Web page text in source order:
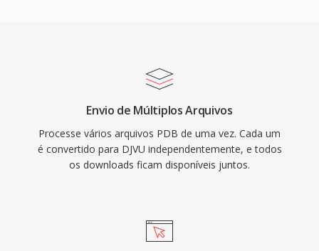
Envio de Múltiplos Arquivos
Processe vários arquivos PDB de uma vez. Cada um
é convertido para DJVU independentemente, e todos
os downloads ficam disponíveis juntos.